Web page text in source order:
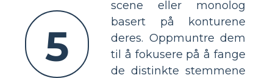
5
scene eller monolog
basert på konturene
deres. Oppmuntre dem
til å fokusere på å fange
de distinkte stemmene